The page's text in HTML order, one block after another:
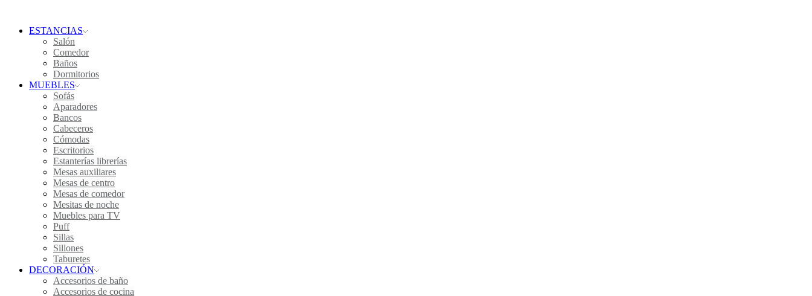
ESTANCIAS
Salón
Comedor
Baños
Dormitorios
MUEBLES
Sofás
Aparadores
Bancos
Cabeceros
Cómodas
Escritorios
Estanterías librerías
Mesas auxiliares
Mesas de centro
Mesas de comedor
Mesitas de noche
Muebles para TV
Puff
Sillas
Sillones
Taburetes
DECORACIÓN
Accesorios de baño
Accesorios de cocina